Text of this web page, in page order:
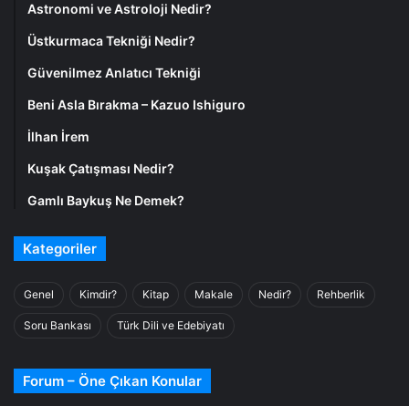
Astronomi ve Astroloji Nedir?
Üstkurmaca Tekniği Nedir?
Güvenilmez Anlatıcı Tekniği
Beni Asla Bırakma – Kazuo Ishiguro
İlhan İrem
Kuşak Çatışması Nedir?
Gamlı Baykuş Ne Demek?
Kategoriler
Genel Kimdir? Kitap Makale Nedir? Rehberlik
Soru Bankası Türk Dili ve Edebiyatı
Forum – Öne Çıkan Konular